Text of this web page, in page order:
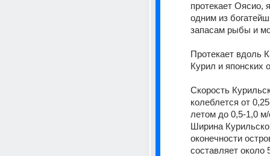
протекает Оясио,
одним из
запасам рыбы и
Протекает вдоль
Курил и японских
Скорость
колеблется от
летом до 0,5-1,0
Ширина
оконечности
составляет около